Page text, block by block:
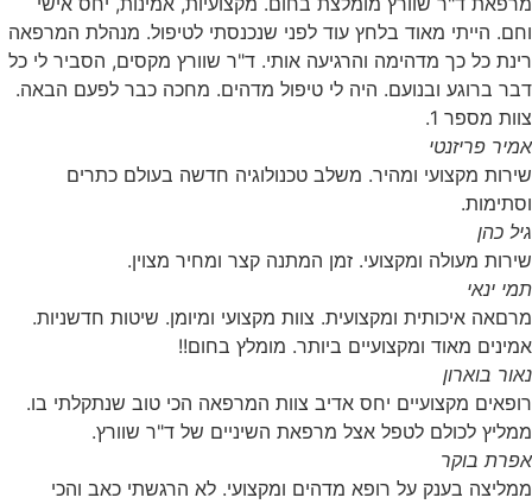
וחם. הייתי מאוד בלחץ עוד לפני שנכנסתי לטיפול. מנהלת המרפאה
רינת כל כך מדהימה והרגיעה אותי. ד"ר שוורץ מקסים, הסביר לי כל
דבר ברוגע ובנועם. היה לי טיפול מדהים. מחכה כבר לפעם הבאה.
צוות מספר 1.
אמיר פריזנטי
שירות מקצועי ומהיר. משלב טכנולוגיה חדשה בעולם כתרים
וסתימות.
גיל כהן
שירות מעולה ומקצועי. זמן המתנה קצר ומחיר מצוין.
תמי ינאי
מרםאה איכותית ומקצועית. צוות מקצועי ומיומן. שיטות חדשניות.
אמינים מאוד ומקצועיים ביותר. מומלץ בחום!!
נאור בוארון
רופאים מקצועיים יחס אדיב צוות המרפאה הכי טוב שנתקלתי בו.
ממליץ לכולם לטפל אצל מרפאת השיניים של ד"ר שוורץ.
אפרת בוקר
ממליצה בענק על רופא מדהים ומקצועי. לא הרגשתי כאב והכי